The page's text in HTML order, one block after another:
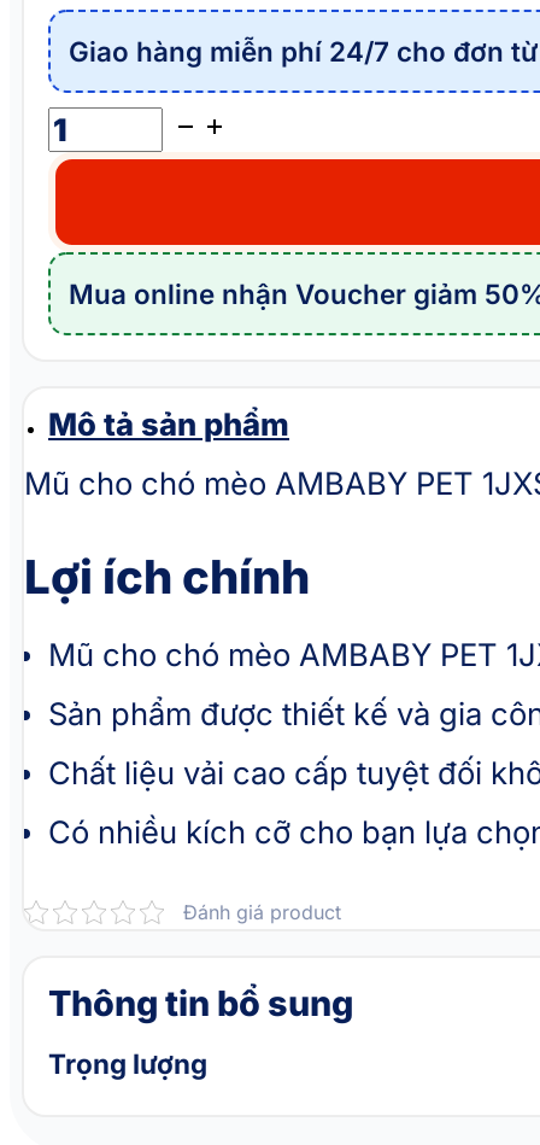
Mô tả sản phẩm
Mũ cho chó mèo AMBABY PET
Lợi ích chính
Mũ cho chó mèo AMBABY PET
Sản phẩm được thiết kế và gia
Chất liệu vải cao cấp tuyệt đối
Có nhiều kích cỡ cho bạn lựa
Đánh giá product
Giao hàng miễn phí 24/7 cho đơn
Mũ
cho
mèo
AMBABY
PET
lượng
Mua online nhận Voucher giảm
Thông tin bổ sung
Trọng lượng